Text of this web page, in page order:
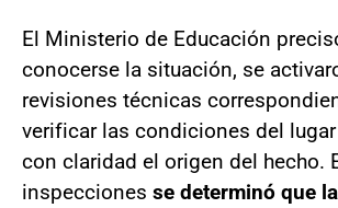
El Ministerio de Educación
conocerse la situación, se
revisiones técnicas
verificar las condiciones del
con claridad el origen del hecho.
inspecciones se determinó que la